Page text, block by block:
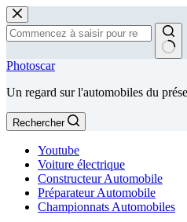
Passer
au
contenu
Aucun
Photoscar
Un regard sur l'automobiles du
Rechercher
Youtube
Voiture électrique
Constructeur Automobile
Préparateur Automobile
Championnats Automobiles